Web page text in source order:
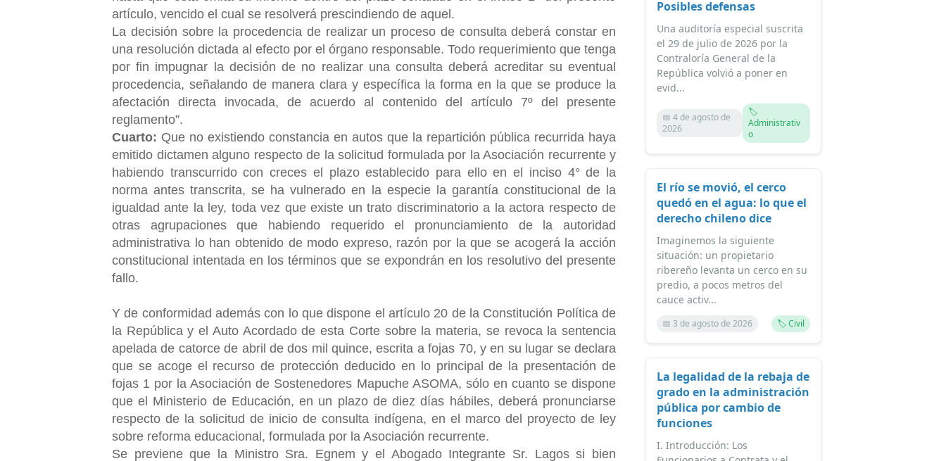
artículo, vencido el cual se resolverá prescindiendo de aquel.
La decisión sobre la procedencia de realizar un proceso de consulta deberá constar en
una resolución dictada al efecto por el órgano responsable. Todo requerimiento que tenga
por fin impugnar la decisión de no realizar una consulta deberá acreditar su eventual
procedencia, señalando de manera clara y específica la forma en la que se produce la
afectación directa invocada, de acuerdo al contenido del artículo 7º del presente
reglamento”.
Cuarto: Que no existiendo constancia en autos que la repartición pública recurrida haya
emitido dictamen alguno respecto de la solicitud formulada por la Asociación recurrente y
habiendo transcurrido con creces el plazo establecido para ello en el inciso 4° de la
norma antes transcrita, se ha vulnerado en la especie la garantía constitucional de la
igualdad ante la ley, toda vez que existe un trato discriminatorio a la actora respecto de
otras agrupaciones que habiendo requerido el pronunciamiento de la autoridad
administrativa lo han obtenido de modo expreso, razón por la que se acogerá la acción
constitucional intentada en los términos que se expondrán en los resolutivo del presente
fallo.
Y de conformidad además con lo que dispone el artículo 20 de la Constitución Política de
la República y el Auto Acordado de esta Corte sobre la materia, se revoca la sentencia
apelada de catorce de abril de dos mil quince, escrita a fojas 70, y en su lugar se declara
que se acoge el recurso de protección deducido en lo principal de la presentación de
fojas 1 por la Asociación de Sostenedores Mapuche ASOMA, sólo en cuanto se dispone
que el Ministerio de Educación, en un plazo de diez días hábiles, deberá pronunciarse
respecto de la solicitud de inicio de consulta indígena, en el marco del proyecto de ley
sobre reforma educacional, formulada por la Asociación recurrente.
Se previene que la Ministro Sra. Egnem y el Abogado Integrante Sr. Lagos si bien
Posibles defensas
Una auditoría especial suscrita
el 29 de julio de 2026 por la
Contraloría General de la
República volvió a poner en
evid...
📅 4 de agosto de
2026
🏷️
Administrativ
o
El río se movió, el cerco
quedó en el agua: lo que el
derecho chileno dice
Imaginemos la siguiente
situación: un propietario
ribereño levanta un cerco en su
predio, a pocos metros del
cauce activ...
📅 3 de agosto de 2026 🏷️ Civil
La legalidad de la rebaja de
grado en la administración
pública por cambio de
funciones
I. Introducción: Los